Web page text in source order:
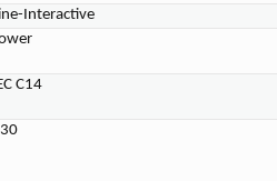
Interactive
C14